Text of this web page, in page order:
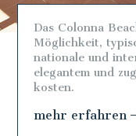
Das Colonna
Möglichkeit,
nationale und
elegantem und
kosten.
mehr erfahren